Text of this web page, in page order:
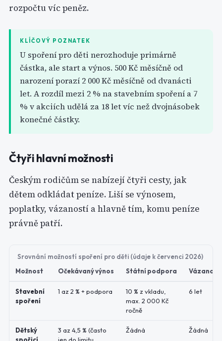
rozpočtu víc peněz.
KLÍČOVÝ POZNATEK
U spoření pro děti nerozhoduje primárně
částka, ale start a výnos. 500 Kč měsíčně od
narození porazí 2 000 Kč měsíčně od dvanácti
let. A rozdíl mezi 2 % na stavebním spoření a 7
% v akciích udělá za 18 let víc než dvojnásobek
konečné částky.
Čtyři hlavní možnosti
Českým rodičům se nabízejí čtyři cesty, jak
dětem odkládat peníze. Liší se výnosem,
poplatky, vázaností a hlavně tím, komu peníze
právně patří.
Srovnání možností spoření pro děti (údaje k červenci 2026)
Možnost
Očekávaný výnos Státní podpora Vázanost
Stavební
spoření
1 az 2 % + podpora
10 % z vkladu,
max. 2 000 Kč
ročně
6 let
Dětský
3 az 4,5 % (často
Žádná Žádná